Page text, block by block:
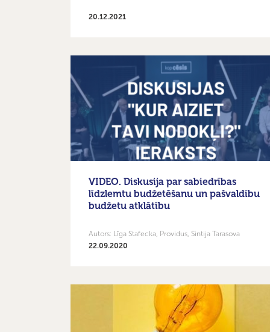
20.12.2021
VIDEO. Diskusija par sabiedrības
līdzlemtu budžetēšanu un pašvaldību
budžetu atklātību
Autors: Līga Stafecka, Providus, Sintija Tarasova
22.09.2020